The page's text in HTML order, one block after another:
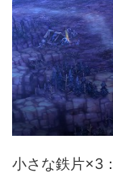
小さな鉄片×3